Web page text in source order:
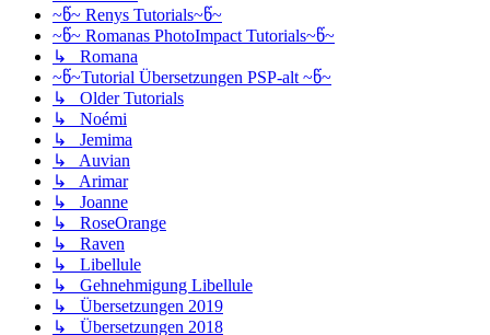
~წ~ Renys Tutorials~წ~
~წ~ Romanas PhotoImpact Tutorials~წ~
↳ Romana
~წ~Tutorial Übersetzungen PSP-alt ~წ~
↳ Older Tutorials
↳ Noémi
↳ Jemima
↳ Auvian
↳ Arimar
↳ Joanne
↳ RoseOrange
↳ Raven
↳ Libellule
↳ Gehnehmigung Libellule
↳ Übersetzungen 2019
↳ Übersetzungen 2018